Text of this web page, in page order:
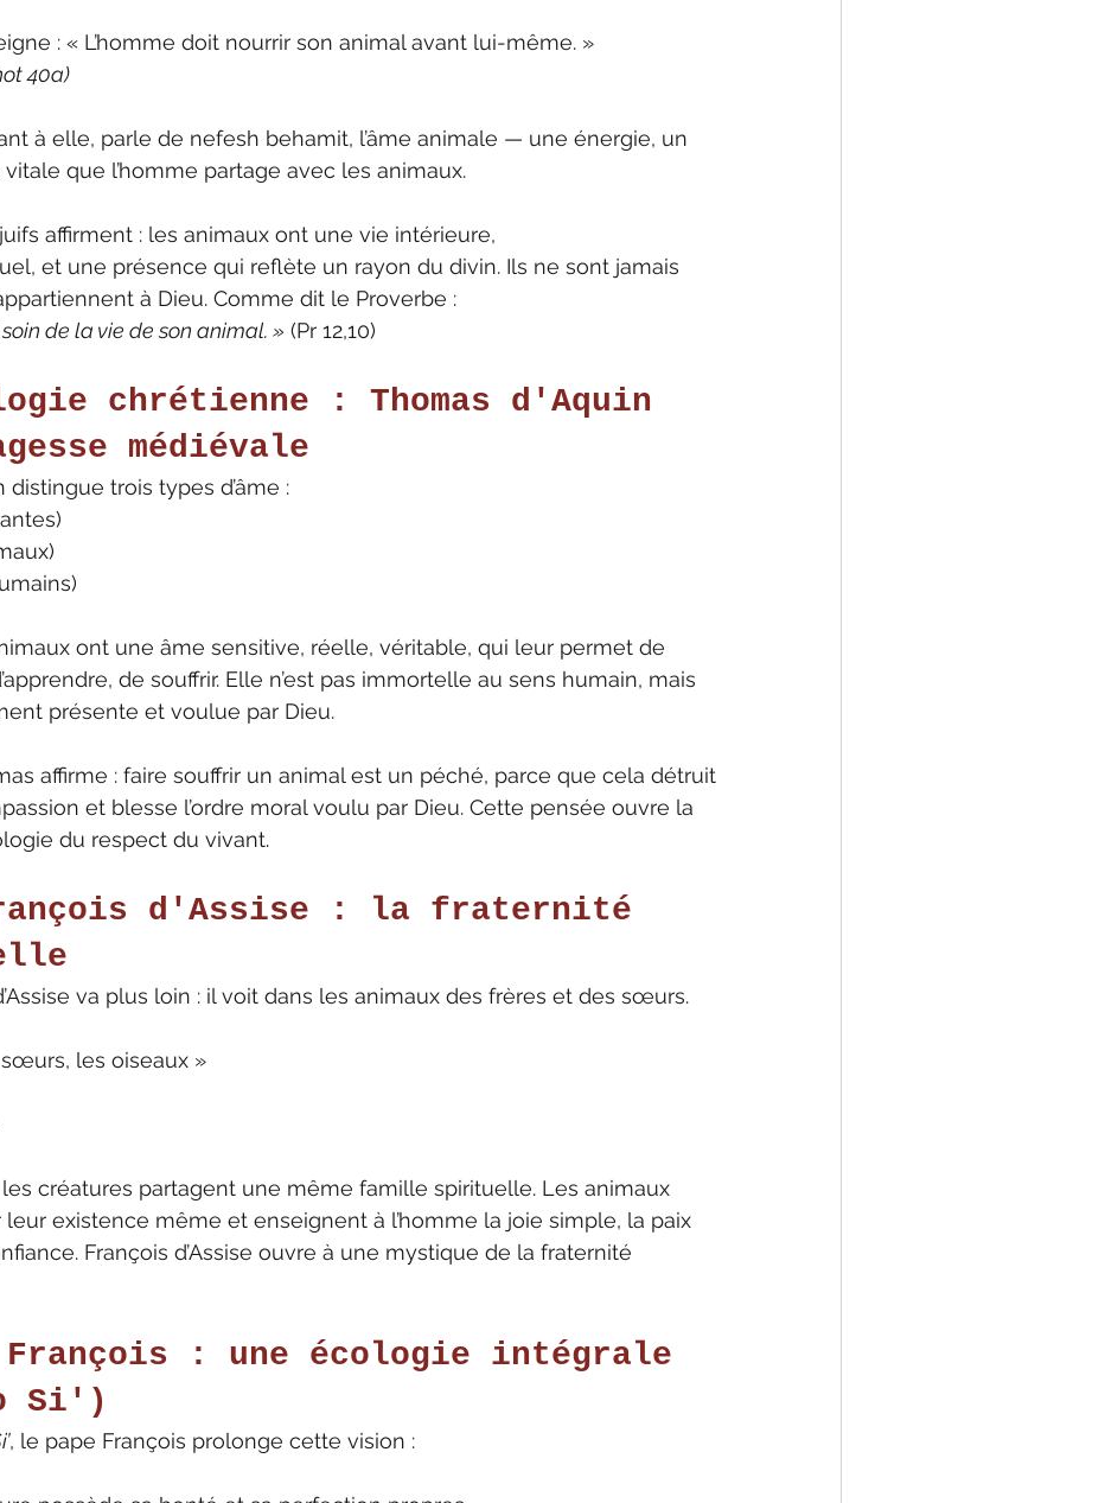
: « L’homme doit nourrir son animal avant lui-même. »
40a)
à elle, parle de nefesh behamit, l’âme animale — une énergie, un
que l’homme partage avec les animaux.
affirment : les animaux ont une vie intérieure,
et une présence qui reflète un rayon du divin. Ils ne sont jamais
à Dieu. Comme dit le Proverbe :
de la vie de son animal. » (Pr 12,10)
chrétienne : Thomas d'Aquin
médiévale
distingue trois types d’âme :
ont une âme sensitive, réelle, véritable, qui leur permet de
de souffrir. Elle n’est pas immortelle au sens humain, mais
présente et voulue par Dieu.
affirme : faire souffrir un animal est un péché, parce que cela détruit
et blesse l’ordre moral voulu par Dieu. Cette pensée ouvre la
du respect du vivant.
d'Assise : la fraternité
va plus loin : il voit dans les animaux des frères et des sœurs.
sœurs, les oiseaux »
créatures partagent une même famille spirituelle. Les animaux
existence même et enseignent à l’homme la joie simple, la paix
François d’Assise ouvre à une mystique de la fraternité
François : une écologie intégrale
Si')
, le pape François prolonge cette vision :